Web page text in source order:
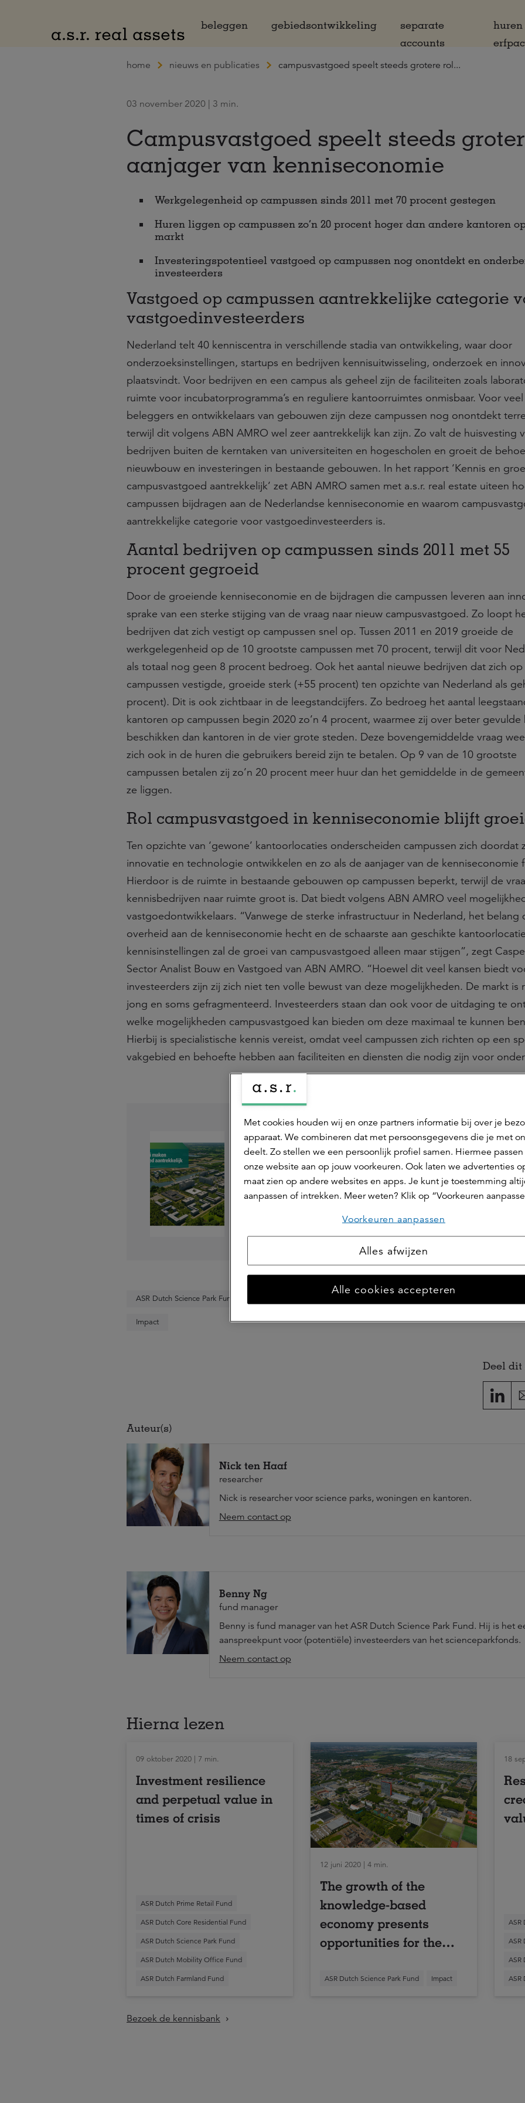
beleggen
gebiedsontwikkeling
separate
accounts
huren
home nieuws en publicaties campusvastgoed speelt steeds grotere rol...
03 november 2020 | 3 min.
Campusvastgoed speelt steeds
aanjager van kenniseconomie
Werkgelegenheid op campussen sinds 2011 met 70 procent gestegen
Huren liggen op campussen zo’n 20 procent hoger dan andere kantoren
markt
Investeringspotentieel vastgoed op campussen nog onontdekt en
investeerders
Vastgoed op campussen aantrekkelijke categorie
vastgoedinvesteerders
Nederland telt 40 kenniscentra in verschillende stadia van ontwikkeling, waar door
onderzoeksinstellingen, startups en bedrijven kennisuitwisseling, onderzoek en
plaatsvindt. Voor bedrijven en een campus als geheel zijn de faciliteiten zoals
ruimte voor incubatorprogramma’s en reguliere kantoorruimtes onmisbaar. Voor veel
beleggers en ontwikkelaars van gebouwen zijn deze campussen nog onontdekt
terwijl dit volgens ABN AMRO wel zeer aantrekkelijk kan zijn. Zo valt de huisvesting
bedrijven buiten de kerntaken van universiteiten en hogescholen en groeit de
nieuwbouw en investeringen in bestaande gebouwen. In het rapport ‘Kennis en
campusvastgoed aantrekkelijk’ zet ABN AMRO samen met a.s.r. real estate uiteen
campussen bijdragen aan de Nederlandse kenniseconomie en waarom
aantrekkelijke categorie voor vastgoedinvesteerders is.
Aantal bedrijven op campussen sinds 2011 met 55
procent gegroeid
Door de groeiende kenniseconomie en de bijdragen die campussen leveren aan
sprake van een sterke stijging van de vraag naar nieuw campusvastgoed. Zo loopt
bedrijven dat zich vestigt op campussen snel op. Tussen 2011 en 2019 groeide de
werkgelegenheid op de 10 grootste campussen met 70 procent, terwijl dit voor
als totaal nog geen 8 procent bedroeg. Ook het aantal nieuwe bedrijven dat zich op
campussen vestigde, groeide sterk (+55 procent) ten opzichte van Nederland als
procent). Dit is ook zichtbaar in de leegstandcijfers. Zo bedroeg het aantal
kantoren op campussen begin 2020 zo’n 4 procent, waarmee zij over beter gevulde
beschikken dan kantoren in de vier grote steden. Deze bovengemiddelde vraag
zich ook in de huren die gebruikers bereid zijn te betalen. Op 9 van de 10 grootste
campussen betalen zij zo’n 20 procent meer huur dan het gemiddelde in de
ze liggen.
Rol campusvastgoed in kenniseconomie blijft
Ten opzichte van ‘gewone’ kantoorlocaties onderscheiden campussen zich doordat
innovatie en technologie ontwikkelen en zo als de aanjager van de kenniseconomie
Hierdoor is de ruimte in bestaande gebouwen op campussen beperkt, terwijl de
kennisbedrijven naar ruimte groot is. Dat biedt volgens ABN AMRO veel
vastgoedontwikkelaars. “Vanwege de sterke infrastructuur in Nederland, het belang
overheid aan de kenniseconomie hecht en de schaarste aan geschikte
kennisinstellingen zal de groei van campusvastgoed alleen maar stijgen”, zegt
Sector Analist Bouw en Vastgoed van ABN AMRO. “Hoewel dit veel kansen biedt
investeerders zijn zij zich niet ten volle bewust van deze mogelijkheden. De markt is
jong en soms gefragmenteerd. Investeerders staan dan ook voor de uitdaging te
welke mogelijkheden campusvastgoed kan bieden om deze maximaal te kunnen
Hierbij is specialistische kennis vereist, omdat veel campussen zich richten op een
vakgebied en behoefte hebben aan faciliteiten en diensten die nodig zijn voor
Kennis en groei maken
campusvastgoed aantrekkelijk
Lees het research paper van ABN AMRO en a.s.r. real
ASR Dutch Science Park Fund
Impact
Deel
Auteur(s)
Nick ten Haaf
researcher
Nick is researcher voor science parks, woningen en kantoren.
Neem contact op
Benny Ng
fund manager
Benny is fund manager van het ASR Dutch Science Park Fund. Hij is het
aanspreekpunt voor (potentiële) investeerders van het scienceparkfonds.
Neem contact op
Hierna lezen
09 oktober 2020 | 7 min.
Investment resilience
and perpetual value in
times of crisis
ASR Dutch Prime Retail Fund
ASR Dutch Core Residential Fund
ASR Dutch Science Park Fund
ASR Dutch Mobility Office Fund
ASR Dutch Farmland Fund
12 juni 2020 | 4 min.
The growth of the
knowledge-based
economy presents
opportunities for the
Park Fund
ASR Dutch Science Park Fund Impact
18
ASR
ASR
ASR
ASR
Bezoek de kennisbank
Met cookies houden wij en onze partners informatie bij over je
apparaat. We combineren dat met persoonsgegevens die je met
deelt. Zo stellen we een persoonlijk profiel samen. Hiermee
onze website aan op jouw voorkeuren. Ook laten we advertenties
maat zien op andere websites en apps. Je kunt je toestemming
aanpassen of intrekken. Meer weten? Klik op “Voorkeuren
Voorkeuren aanpassen
Alles afwijzen
Alle cookies accepteren